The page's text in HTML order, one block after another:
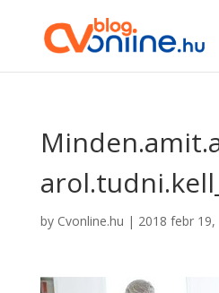
by Cvonline.hu | 2018 febr 19,